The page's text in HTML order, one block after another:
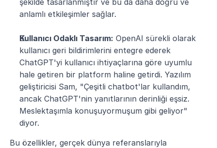
şekilde tasarlanmıştır ve bu da daha doğru ve
anlamlı etkileşimler sağlar.
Kullanıcı Odaklı Tasarım: OpenAI sürekli olarak
kullanıcı geri bildirimlerini entegre ederek
ChatGPT'yi kullanıcı ihtiyaçlarına göre uyumlu
hale getiren bir platform haline getirdi. Yazılım
geliştiricisi Sam, "Çeşitli chatbot'lar kullandım,
ancak ChatGPT'nin yanıtlarının derinliği eşsiz.
Meslektaşımla konuşuyormuşum gibi geliyor"
diyor.
Bu özellikler, gerçek dünya referanslarıyla